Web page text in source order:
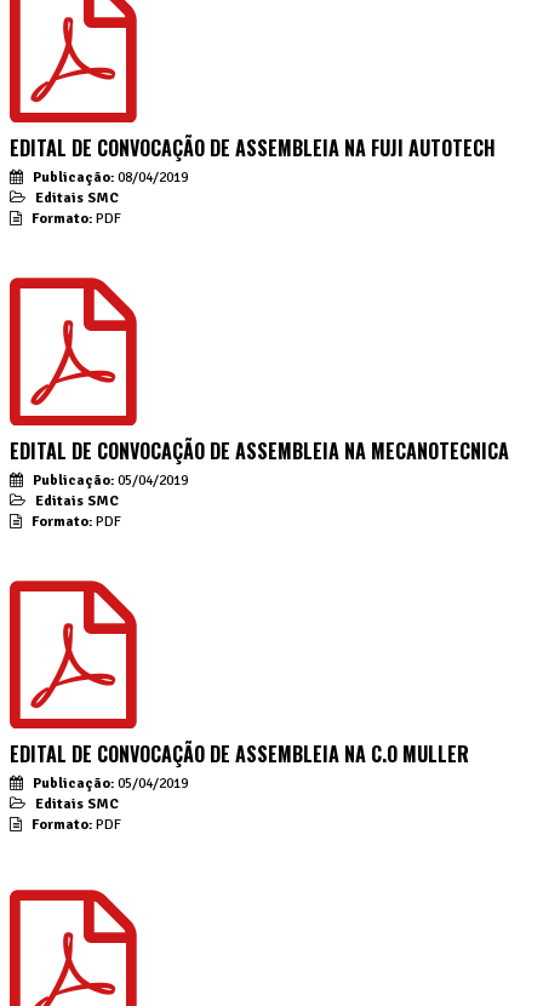
EDITAL DE CONVOCAÇÃO DE ASSEMBLEIA NA FUJI AUTOTECH
Publicação: 08/04/2019
Editais SMC
Formato: PDF
EDITAL DE CONVOCAÇÃO DE ASSEMBLEIA NA MECANOTECNICA
Publicação: 05/04/2019
Editais SMC
Formato: PDF
EDITAL DE CONVOCAÇÃO DE ASSEMBLEIA NA C.O MULLER
Publicação: 05/04/2019
Editais SMC
Formato: PDF